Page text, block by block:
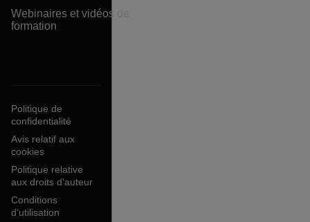
Webinaires et vidéos de
formation
Politique de
confidentialité
Avis relatif aux
cookies
Politique relative
aux droits d'auteur
Conditions
d'utilisation